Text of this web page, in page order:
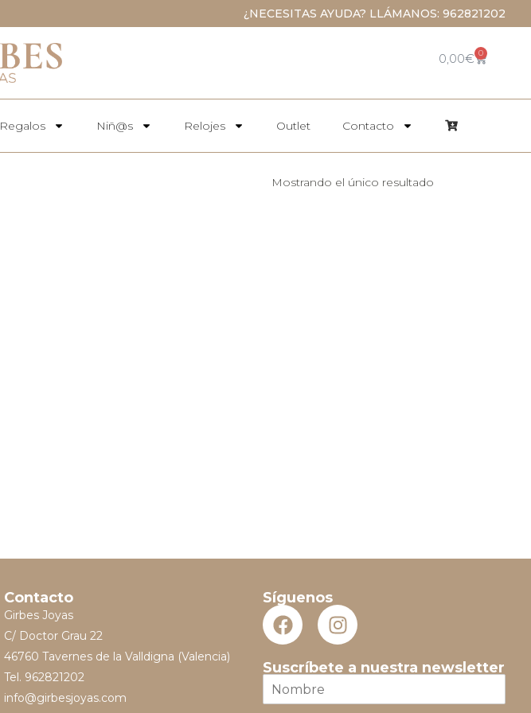
¿NECESITAS AYUDA? LLÁMANOS: 962821202
0,00€ 0
Regalos Niñ@s Relojes Outlet Contacto
Mostrando el único resultado
Contacto
Girbes Joyas
C/ Doctor Grau 22
46760 Tavernes de la Valldigna (Valencia)
Tel. 962821202
info@girbesjoyas.com
Síguenos
Suscríbete a nuestra newsletter